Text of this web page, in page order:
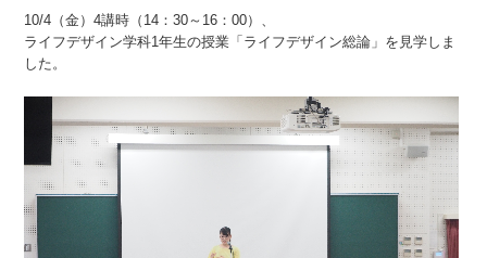
10/4（金）4講時（14：30～16：00）、
ライフデザイン学科1年生の授業「ライフデザイン総論」を見学しま
した。